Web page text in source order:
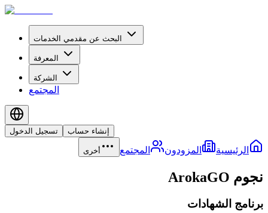
البحث عن مقدمي الخدمات
المعرفة
الشركة
المجتمع
تسجيل الدخول إنشاء حساب
الرئيسية المزودون المجتمع أخرى
نجوم ArokaGO
برنامج الشهادات